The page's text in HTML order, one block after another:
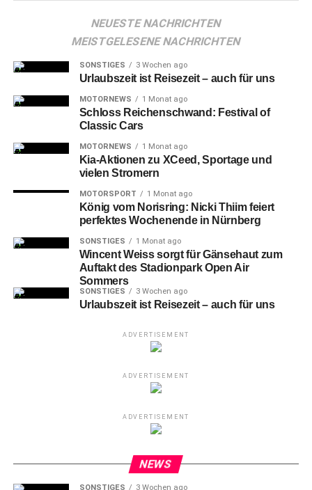
NEUESTE NACHRICHTEN
MEISTGELESENE NACHRICHTEN
SONSTIGES 3 Wochen ago
Urlaubszeit ist Reisezeit – auch für uns
MOTORNEWS 1 Monat ago
Schloss Reichenschwand: Festival of
Classic Cars
MOTORNEWS 1 Monat ago
Kia-Aktionen zu XCeed, Sportage und
vielen Stromern
MOTORSPORT 1 Monat ago
König vom Norisring: Nicki Thiim feiert
perfektes Wochenende in Nürnberg
SONSTIGES 1 Monat ago
Wincent Weiss sorgt für Gänsehaut zum
Auftakt des Stadionpark Open Air
Sommers
SONSTIGES 3 Wochen ago
Urlaubszeit ist Reisezeit – auch für uns
ADVERTISEMENT
ADVERTISEMENT
ADVERTISEMENT
NEWS
SONSTIGES 3 Wochen ago